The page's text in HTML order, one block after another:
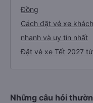
Đồng
Cách đặt vé xe
nhanh và uy tín nhất
Đặt vé xe Tết 2027
Những câu hỏi